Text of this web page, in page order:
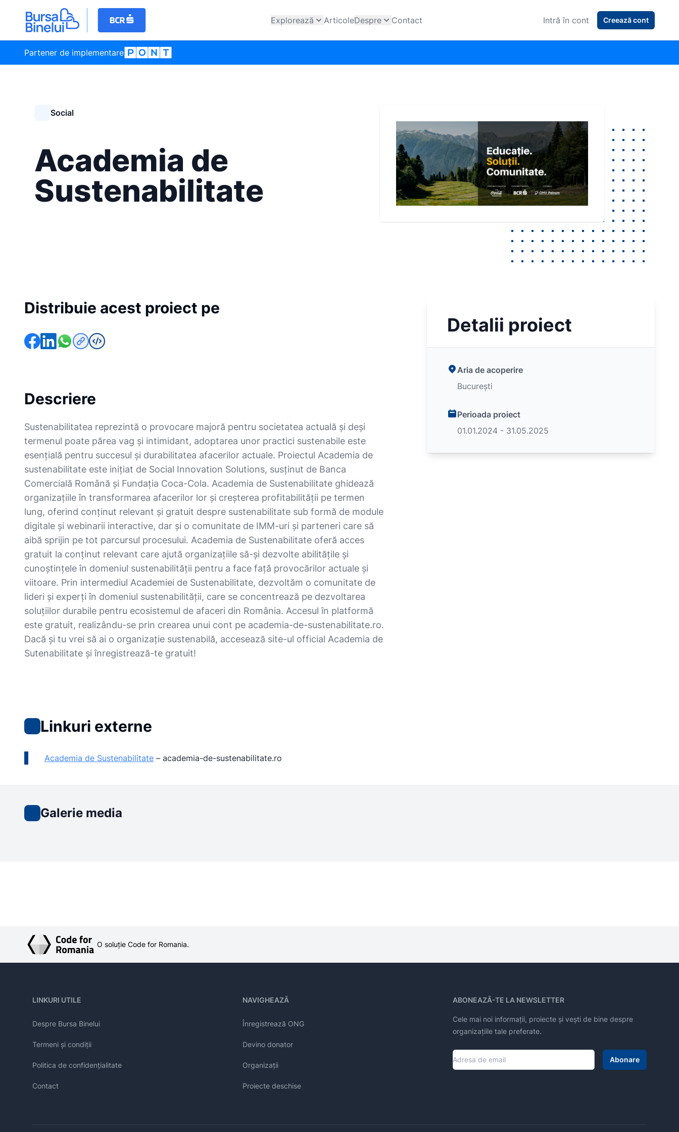
Explorează ArticoleDespre Contact Intră în cont Creează cont
Partener de implementare
Social
Academia de
Sustenabilitate
Distribuie acest proiect pe
Descriere
Sustenabilitatea reprezintă o provocare majoră pentru societatea actuală și deși
termenul poate părea vag și intimidant, adoptarea unor practici sustenabile este
esențială pentru succesul și durabilitatea afacerilor actuale. Proiectul Academia de
sustenabilitate este inițiat de Social Innovation Solutions, susținut de Banca
Comercială Română și Fundația Coca-Cola. Academia de Sustenabilitate ghidează
organizațiile în transformarea afacerilor lor și creșterea profitabilității pe termen
lung, oferind conținut relevant și gratuit despre sustenabilitate sub formă de module
digitale și webinarii interactive, dar și o comunitate de IMM-uri și parteneri care să
aibă sprijin pe tot parcursul procesului. Academia de Sustenabilitate oferă acces
gratuit la conținut relevant care ajută organizațiile să-și dezvolte abilitățile și
cunoștințele în domeniul sustenabilității pentru a face față provocărilor actuale și
viitoare. Prin intermediul Academiei de Sustenabilitate, dezvoltăm o comunitate de
lideri și experți în domeniul sustenabilității, care se concentrează pe dezvoltarea
soluțiilor durabile pentru ecosistemul de afaceri din România. Accesul în platformă
este gratuit, realizându-se prin crearea unui cont pe academia-de-sustenabilitate.ro.
Dacă și tu vrei să ai o organizație sustenabilă, accesează site-ul official Academia de
Sutenabilitate și înregistrează-te gratuit!
Detalii proiect
Aria de acoperire
București
Perioada proiect
01.01.2024 - 31.05.2025
Linkuri externe
Academia de Sustenabilitate – academia-de-sustenabilitate.ro
Galerie media
O soluție Code for Romania.
LINKURI UTILE
Despre Bursa Binelui
Termeni și condiții
Politica de confidențialitate
Contact
NAVIGHEAZĂ
Înregistrează ONG
Devino donator
Organizații
Proiecte deschise
ABONEAZĂ-TE LA NEWSLETTER
Cele mai noi informații, proiecte și vești de bine despre
organizațiile tale preferate.
Abonare